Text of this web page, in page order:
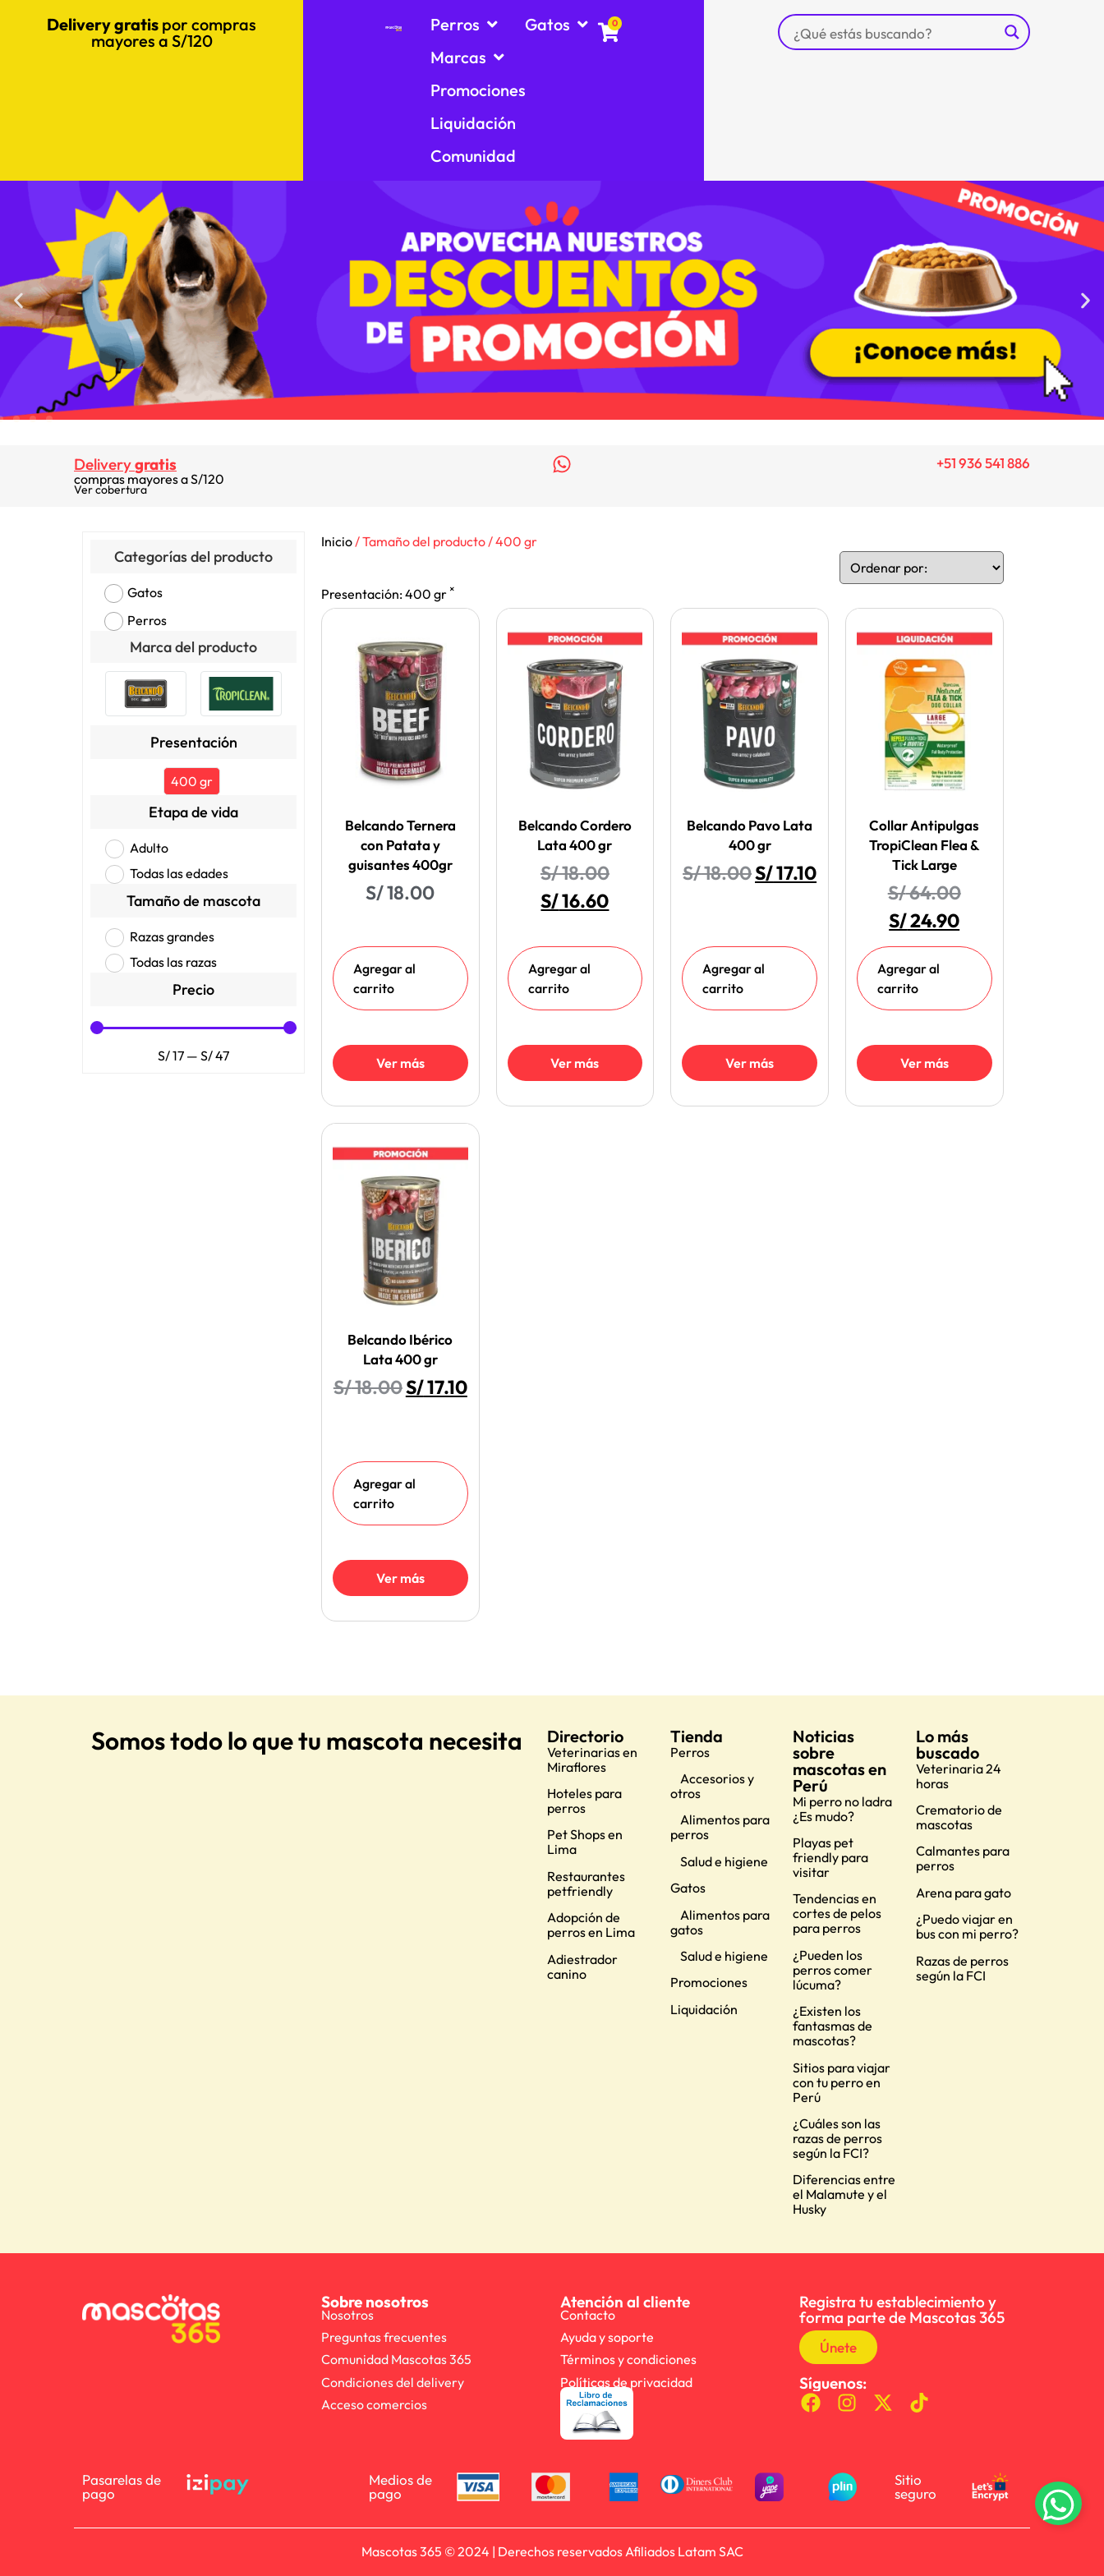
Delivery gratis por compras
mayores a S/120
Perros
Gatos
Marcas
Promociones
Liquidación
Comunidad
0
Deliverygratis
compras mayores a S/120
Ver cobertura
+51 936 541 886
Categorías del producto
Gatos
Perros
Marca del producto
Presentación
400 gr
Etapa de vida
Adulto
Todas las edades
Tamaño de mascota
Razas grandes
Todas las razas
Precio
S/17 — S/47
Inicio/ Tamaño del producto / 400 gr
Presentación:400 gr ×
Belcando Ternera
con Patata y
guisantes 400gr
S/18.00
Agregar al
carrito
Ver más
Belcando Cordero
Lata 400 gr
S/18.00
S/16.60
Agregar al
carrito
Ver más
Belcando Pavo Lata
400 gr
S/18.00S/17.10
Agregar al
carrito
Ver más
Collar Antipulgas
TropiClean Flea &
Tick Large
S/64.00
S/24.90
Agregar al
carrito
Ver más
Belcando Ibérico
Lata 400 gr
S/18.00S/17.10
Agregar al
carrito
Ver más
Somos todo lo que tu mascota necesita Directorio
Veterinarias en
Miraflores
Hoteles para
perros
Pet Shops en
Lima
Restaurantes
petfriendly
Adopción de
perros en Lima
Adiestrador
canino
Tienda
Perros
Accesorios y
otros
Alimentos para
perros
Salud e higiene
Gatos
Alimentos para
gatos
Salud e higiene
Promociones
Liquidación
Noticias
sobre
mascotas en
Perú
Mi perro no ladra
¿Es mudo?
Playas pet
friendly para
visitar
Tendencias en
cortes de pelos
para perros
¿Pueden los
perros comer
lúcuma?
¿Existen los
fantasmas de
mascotas?
Sitios para viajar
con tu perro en
Perú
¿Cuáles son las
razas de perros
según la FCI?
Diferencias entre
el Malamute y el
Husky
Lo más
buscado
Veterinaria 24
horas
Crematorio de
mascotas
Calmantes para
perros
Arena para gato
¿Puedo viajar en
bus con mi perro?
Razas de perros
según la FCI
Sobre nosotros
Nosotros
Preguntas frecuentes
Comunidad Mascotas 365
Condiciones del delivery
Acceso comercios
Atención al cliente
Contacto
Ayuda y soporte
Términos y condiciones
Políticas de privacidad
Registra tu establecimiento y
forma parte de Mascotas 365
Únete
Síguenos:
Pasarelas de
pago
Medios de
pago
Sitio
seguro
Mascotas 365 © 2024 | Derechos reservados Afiliados Latam SAC